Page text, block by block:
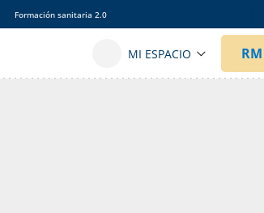
Formación sanitaria 2.0